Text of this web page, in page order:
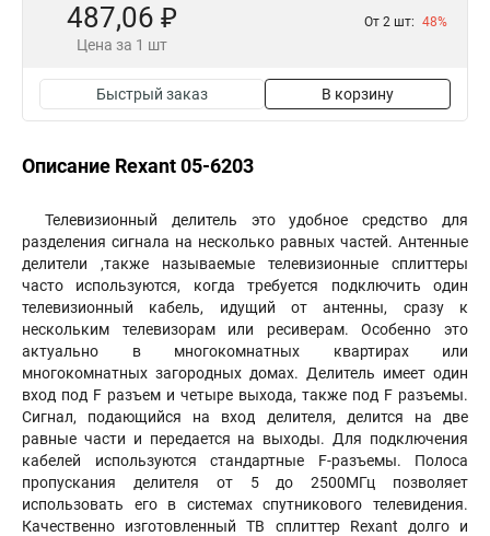
487,06 ₽
Цена за 1 шт
От 2 шт: 48%
Быстрый заказ В корзину
Описание Rexant 05-6203
Телевизионный делитель это удобное средство для
разделения сигнала на несколько равных частей. Антенные
делители ,также называемые телевизионные сплиттеры
часто используются, когда требуется подключить один
телевизионный кабель, идущий от антенны, сразу к
нескольким телевизорам или ресиверам. Особенно это
актуально в многокомнатных квартирах или
многокомнатных загородных домах. Делитель имеет один
вход под F разъем и четыре выхода, также под F разъемы.
Сигнал, подающийся на вход делителя, делится на две
равные части и передается на выходы. Для подключения
кабелей используются стандартные F-разъемы. Полоса
пропускания делителя от 5 до 2500МГц позволяет
использовать его в системах спутникового телевидения.
Качественно изготовленный ТВ сплиттер Rexant долго и